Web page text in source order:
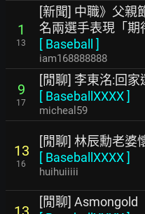
1
13
[新聞] 中職》父親
名兩選手表現「期
[ Baseball ]
iam168888888
9
17
[閒聊] 李東洺:回
[ BaseballXXXX]
micheal59
13
16
[閒聊] 林辰勳老婆
[ BaseballXXXX]
huihuiiiii
[閒聊] Asmongold